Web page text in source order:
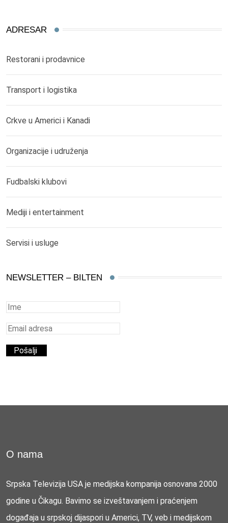
ADRESAR
Restorani i prodavnice
Transport i logistika
Crkve u Americi i Kanadi
Organizacije i udruženja
Fudbalski klubovi
Mediji i entertainment
Servisi i usluge
NEWSLETTER – BILTEN
O nama
Srpska Televizija USA je medijska kompanija osnovana 2000
godine u Čikagu. Bavimo se izveštavanjem i praćenjem
događaja u srpskoj dijaspori u Americi, TV, veb i medijskom